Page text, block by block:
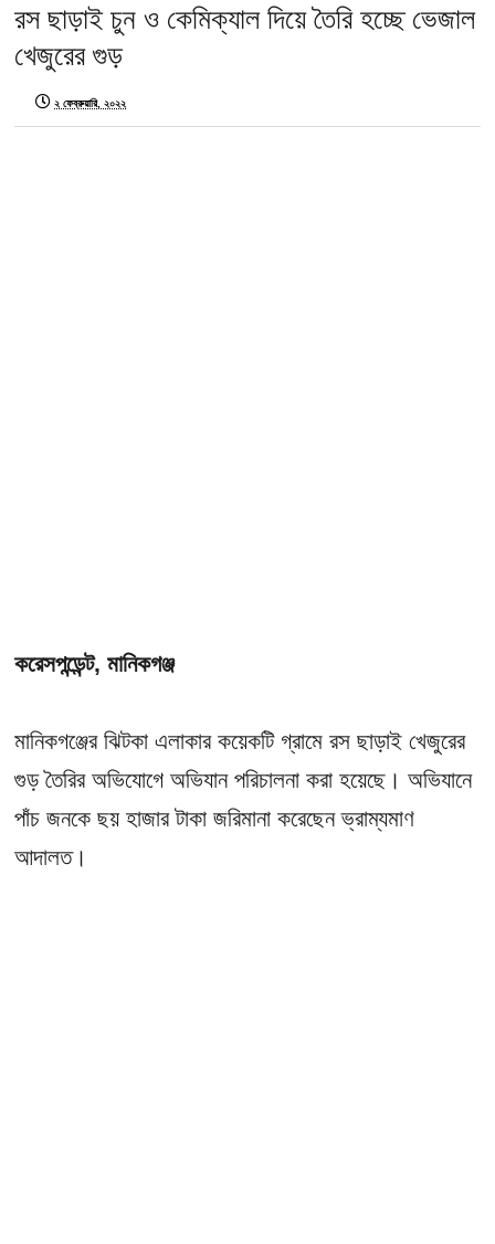
রস ছাড়াই চুন ও কেমিক্যাল দিয়ে তৈরি হচ্ছে ভেজাল
খেজুরের গুড়
২ ফেব্রুয়ারি, ২০২২
করেসপন্ডেন্ট, মানিকগঞ্জ
মানিকগঞ্জের ঝিটকা এলাকার কয়েকটি গ্রামে রস ছাড়াই খেজুরের
গুড় তৈরির অভিযোগে অভিযান পরিচালনা করা হয়েছে। অভিযানে
পাঁচ জনকে ছয় হাজার টাকা জরিমানা করেছেন ভ্রাম্যমাণ
আদালত।